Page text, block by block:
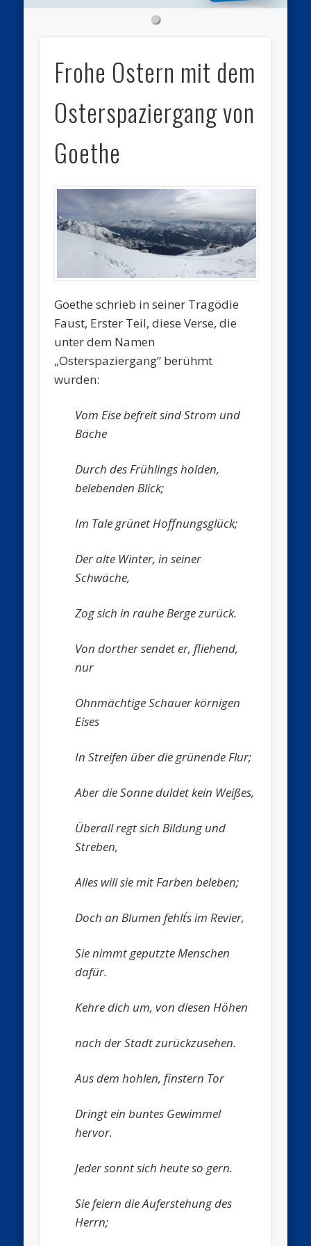
Frohe Ostern mit dem
Osterspaziergang von
Goethe
Goethe schrieb in seiner Tragödie
Faust, Erster Teil, diese Verse, die
unter dem Namen
„Osterspaziergang“ berühmt
wurden:
Vom Eise befreit sind Strom und
Bäche
Durch des Frühlings holden,
belebenden Blick;
Im Tale grünet Hoffnungsglück;
Der alte Winter, in seiner
Schwäche,
Zog sich in rauhe Berge zurück.
Von dorther sendet er, fliehend,
nur
Ohnmächtige Schauer körnigen
Eises
In Streifen über die grünende Flur;
Aber die Sonne duldet kein Weißes,
Überall regt sich Bildung und
Streben,
Alles will sie mit Farben beleben;
Doch an Blumen fehlt´s im Revier,
Sie nimmt geputzte Menschen
dafür.
Kehre dich um, von diesen Höhen
nach der Stadt zurückzusehen.
Aus dem hohlen, finstern Tor
Dringt ein buntes Gewimmel
hervor.
Jeder sonnt sich heute so gern.
Sie feiern die Auferstehung des
Herrn;